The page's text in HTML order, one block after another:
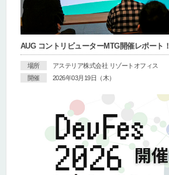
AUG コントリビューターMTG開催レポート！
場所
アステリア株式会社 リゾートオフィス
開催
2026年03月19日（木）